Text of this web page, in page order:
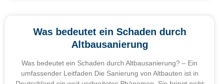
Was bedeutet ein Schaden durch
Altbausanierung
Was bedeutet ein Schaden durch Altbausanierung? – Ein
umfassender Leitfaden Die Sanierung von Altbauten ist in